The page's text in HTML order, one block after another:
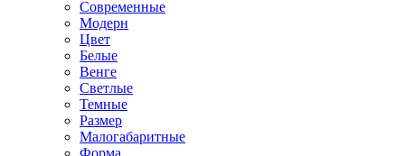
Современные
Модерн
Цвет
Белые
Венге
Светлые
Темные
Размер
Малогабаритные
Форма